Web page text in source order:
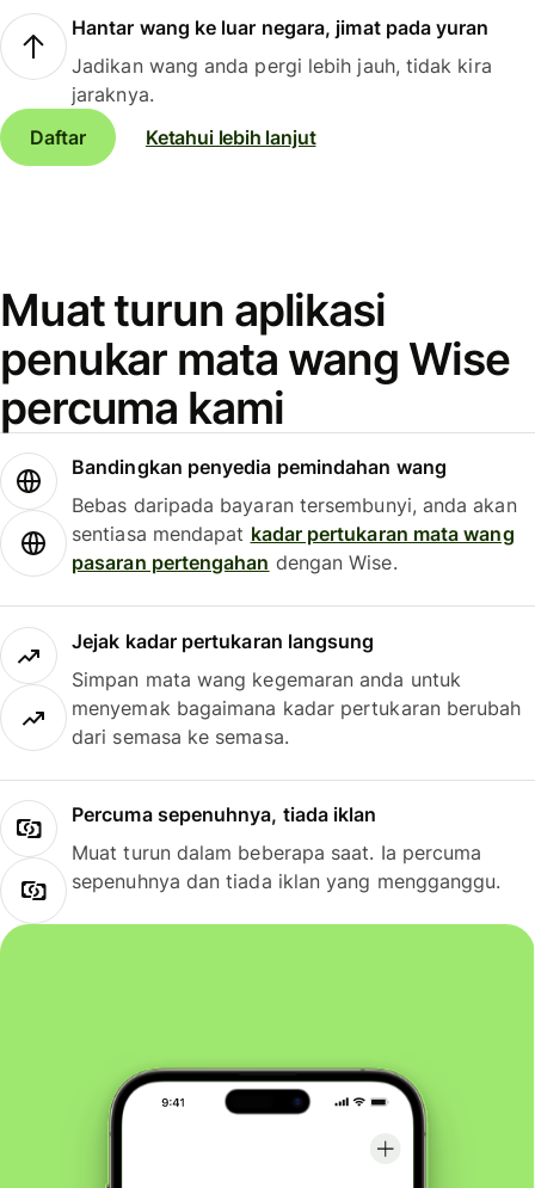
Hantar wang ke luar negara, jimat pada yuran
Jadikan wang anda pergi lebih jauh, tidak kira
jaraknya.
Daftar
Ketahui lebih lanjut
Muat turun aplikasi
penukar mata wang Wise
percuma kami
Bandingkan penyedia pemindahan wang
Bebas daripada bayaran tersembunyi, anda akan
sentiasa mendapat kadar pertukaran mata wang
pasaran pertengahan dengan Wise.
Jejak kadar pertukaran langsung
Simpan mata wang kegemaran anda untuk
menyemak bagaimana kadar pertukaran berubah
dari semasa ke semasa.
Percuma sepenuhnya, tiada iklan
Muat turun dalam beberapa saat. Ia percuma
sepenuhnya dan tiada iklan yang mengganggu.